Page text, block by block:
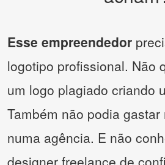
Esse empreendedor
logotipo profissional. Não
um logo plagiado criando
Também não podia
numa agência. E não